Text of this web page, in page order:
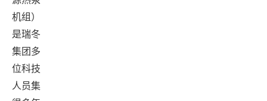
机组）
是瑞冬
集团多
位科技
人员集